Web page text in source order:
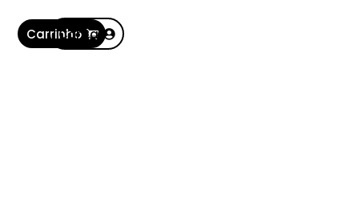
Carrinho
Conta